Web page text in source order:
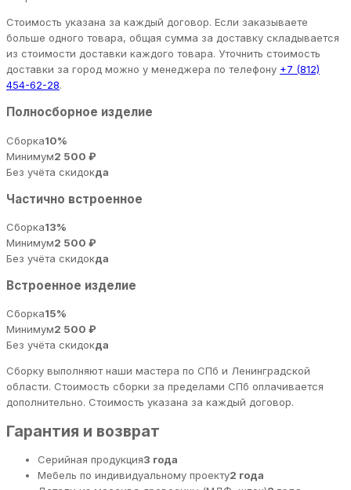
Стоимость указана за каждый договор. Если заказываете
больше одного товара, общая сумма за доставку складывается
из стоимости доставки каждого товара. Уточнить стоимость
доставки за город можно у менеджера по телефону +7 (812)
454-62-28.
Полносборное изделие
Сборка10%
Минимум2 500 ₽
Без учёта скидокда
Частично встроенное
Сборка13%
Минимум2 500 ₽
Без учёта скидокда
Встроенное изделие
Сборка15%
Минимум2 500 ₽
Без учёта скидокда
Сборку выполняют наши мастера по СПб и Ленинградской
области. Стоимость сборки за пределами СПб оплачивается
дополнительно. Стоимость указана за каждый договор.
Гарантия и возврат
Серийная продукция3 года
Мебель по индивидуальному проекту2 года